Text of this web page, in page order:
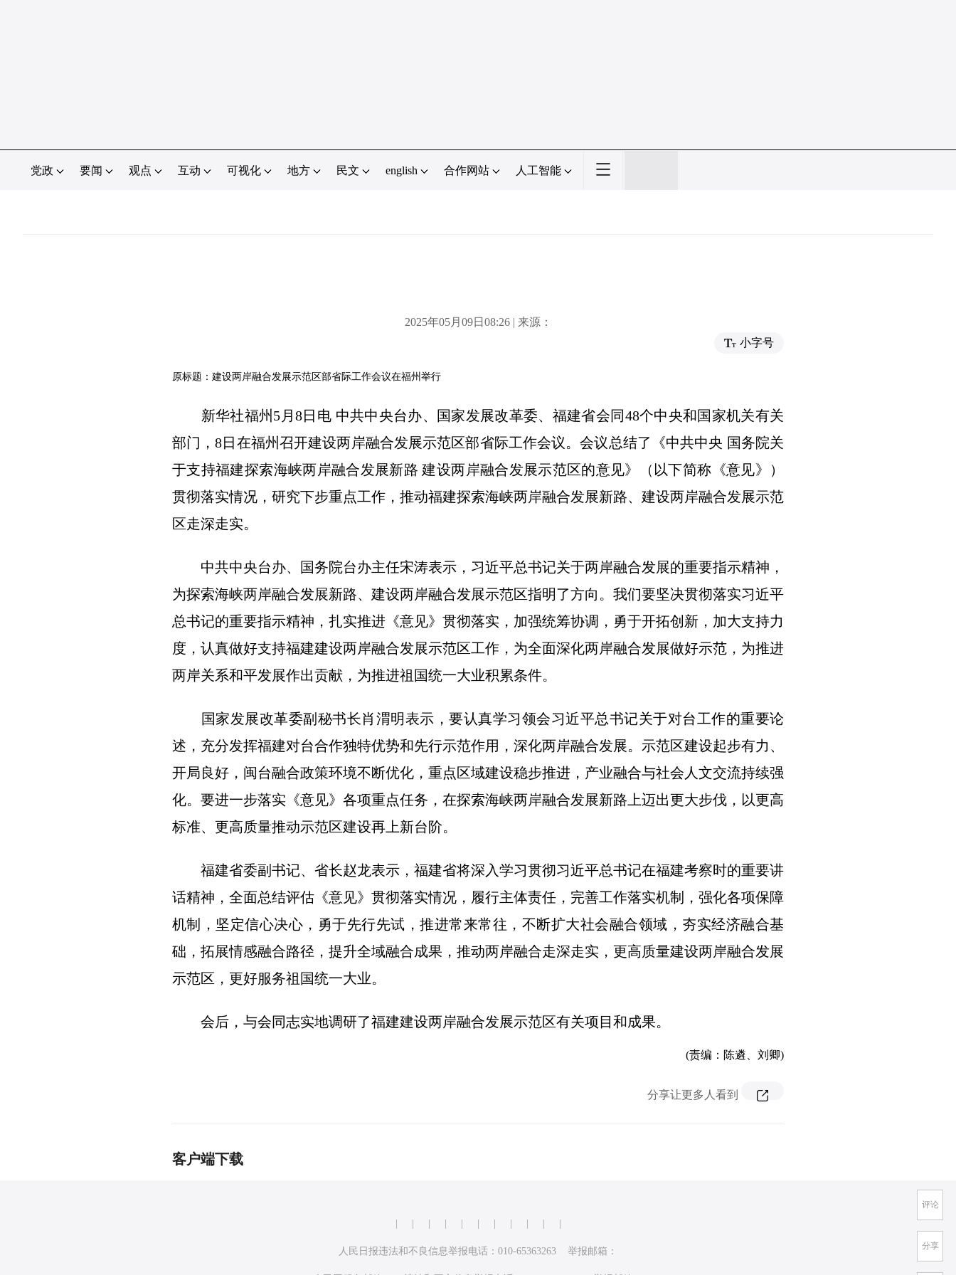
党政 要闻 观点 互动 可视化 地方 民文 english 合作网站 人工智能
2025年05月09日08:26 | 来源：
小字号
原标题：建设两岸融合发展示范区部省际工作会议在福州举行
新华社福州5月8日电 中共中央台办、国家发展改革委、福建省会同48个中央和国家机关有关
部门，8日在福州召开建设两岸融合发展示范区部省际工作会议。会议总结了《中共中央 国务院关
于支持福建探索海峡两岸融合发展新路 建设两岸融合发展示范区的意见》（以下简称《意见》）
贯彻落实情况，研究下步重点工作，推动福建探索海峡两岸融合发展新路、建设两岸融合发展示范
区走深走实。
中共中央台办、国务院台办主任宋涛表示，习近平总书记关于两岸融合发展的重要指示精神，
为探索海峡两岸融合发展新路、建设两岸融合发展示范区指明了方向。我们要坚决贯彻落实习近平
总书记的重要指示精神，扎实推进《意见》贯彻落实，加强统筹协调，勇于开拓创新，加大支持力
度，认真做好支持福建建设两岸融合发展示范区工作，为全面深化两岸融合发展做好示范，为推进
两岸关系和平发展作出贡献，为推进祖国统一大业积累条件。
国家发展改革委副秘书长肖渭明表示，要认真学习领会习近平总书记关于对台工作的重要论
述，充分发挥福建对台合作独特优势和先行示范作用，深化两岸融合发展。示范区建设起步有力、
开局良好，闽台融合政策环境不断优化，重点区域建设稳步推进，产业融合与社会人文交流持续强
化。要进一步落实《意见》各项重点任务，在探索海峡两岸融合发展新路上迈出更大步伐，以更高
标准、更高质量推动示范区建设再上新台阶。
福建省委副书记、省长赵龙表示，福建省将深入学习贯彻习近平总书记在福建考察时的重要讲
话精神，全面总结评估《意见》贯彻落实情况，履行主体责任，完善工作落实机制，强化各项保障
机制，坚定信心决心，勇于先行先试，推进常来常往，不断扩大社会融合领域，夯实经济融合基
础，拓展情感融合路径，提升全域融合成果，推动两岸融合走深走实，更高质量建设两岸融合发展
示范区，更好服务祖国统一大业。
会后，与会同志实地调研了福建建设两岸融合发展示范区有关项目和成果。
(责编：陈遴、刘卿)
分享让更多人看到
客户端下载
人民日报违法和不良信息举报电话：010-65363263 举报邮箱：
评论
分享